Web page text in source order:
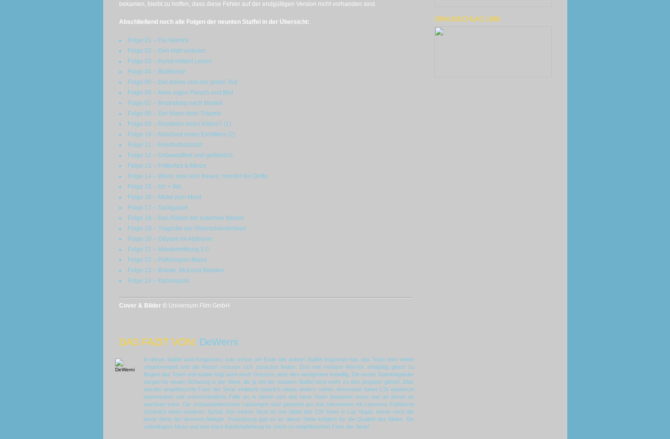
bekamen, bleibt zu hoffen, dass diese Fehler auf der endgültigen Version nicht vorhanden sind.
Abschließend noch alle Folgen der neunten Staffel in der Übersicht:
Folge 01 – Für Warrick
Folge 02 – Den Halt verloren
Folge 03 – Kunst imitiert Leben
Folge 04 – Blutfeinde
Folge 05 – Der kleine und der große Tod
Folge 06 – Mein eigen Fleisch und Blut
Folge 07 – Bestrafung nach Modell
Folge 08 – Der Mann ihrer Träume
Folge 09 – Rückkehr eines Killers? (1)
Folge 10 – Abschied eines Ermittlers (2)
Folge 11 – Friedhofsschicht
Folge 12 – Unbewaffnet und gefährlich
Folge 13 – Frittiertes & Minze
Folge 14 – Wenn zwei sich freuen, mordet der Dritte
Folge 15 – Ich + Wir
Folge 16 – Motel zum Mord
Folge 17 – Sackgasse
Folge 18 – Das Rätsel der ledernen Maske
Folge 19 – Tragödie der Wahrscheinlichkeit
Folge 20 – Odysee im Alptraum
Folge 21 – Mordermittlung 2.0
Folge 22 – Pathologen-Blues
Folge 23 – Bräute, Blut und Banden
Folge 24 – Katzengold
Cover & Bilder © Universum Film GmbH
DAS FAZIT VON: DeWerni
In dieser Staffel wird fortgesetzt, was schon am Ende der achten Staffel begonnen hat, das Team wird weiter
umgekrempelt und die Neuen müssen sich zunächst finden. Erst mal verlässt Warrick endgültig gleich zu
Beginn das Team und später folgt auch noch Grissom, aber dies wenigstens freiwillig. Die neuen Teammitglieder
sorgen für neuen Schwung in der Serie, die ja mit der neunten Staffel nicht mehr zu den jüngsten gehört. Dies
werden eingefleischte Fans der Serie vielleicht natürlich etwas anders sehen. Ansonsten bietet CSI wiederum
interessante und unterschiedliche Fälle an, in denen sich das neue Team beweisen muss und an denen es
wachsen kann. Die schauspielerischen Leistungen sind gewohnt gut und bekommen mit Laurence Fishburne
sicherlich einen positiven Schub. Aus meiner Sicht ist und bleibt das CSI-Team in Las Vegas immer noch die
beste Serie der diversen Ableger. Punktabzug gab es an dieser Stelle lediglich für die Qualität des Bildes. Ein
unbedingtes Muss und eine klare Kaufempfehlung für (nicht zu eingefleischte) Fans der Serie!
BRAUNSCHLAG 1986